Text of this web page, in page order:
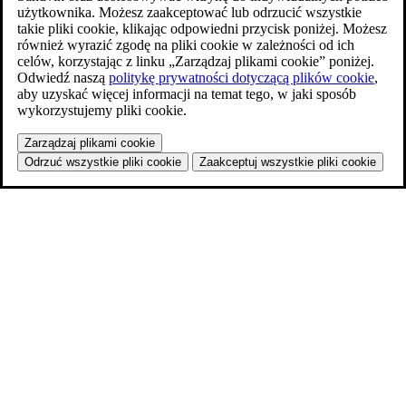
użytkownika. Możesz zaakceptować lub odrzucić wszystkie
takie pliki cookie, klikając odpowiedni przycisk poniżej. Możesz
również wyrazić zgodę na pliki cookie w zależności od ich
celów, korzystając z linku „Zarządzaj plikami cookie” poniżej.
Odwiedź naszą politykę prywatności dotyczącą plików cookie,
aby uzyskać więcej informacji na temat tego, w jaki sposób
wykorzystujemy pliki cookie.
Zarządzaj plikami cookie
Odrzuć wszystkie pliki cookie
Zaakceptuj wszystkie pliki cookie